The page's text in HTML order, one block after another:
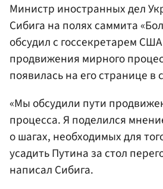
Министр иностранных дел
Сибига на полях саммита
обсудил с госсекретарем
продвижения мирного
появилась на его странице в
«Мы обсудили пути
процесса. Я поделился
о шагах, необходимых для
усадить Путина за стол
написал Сибига.